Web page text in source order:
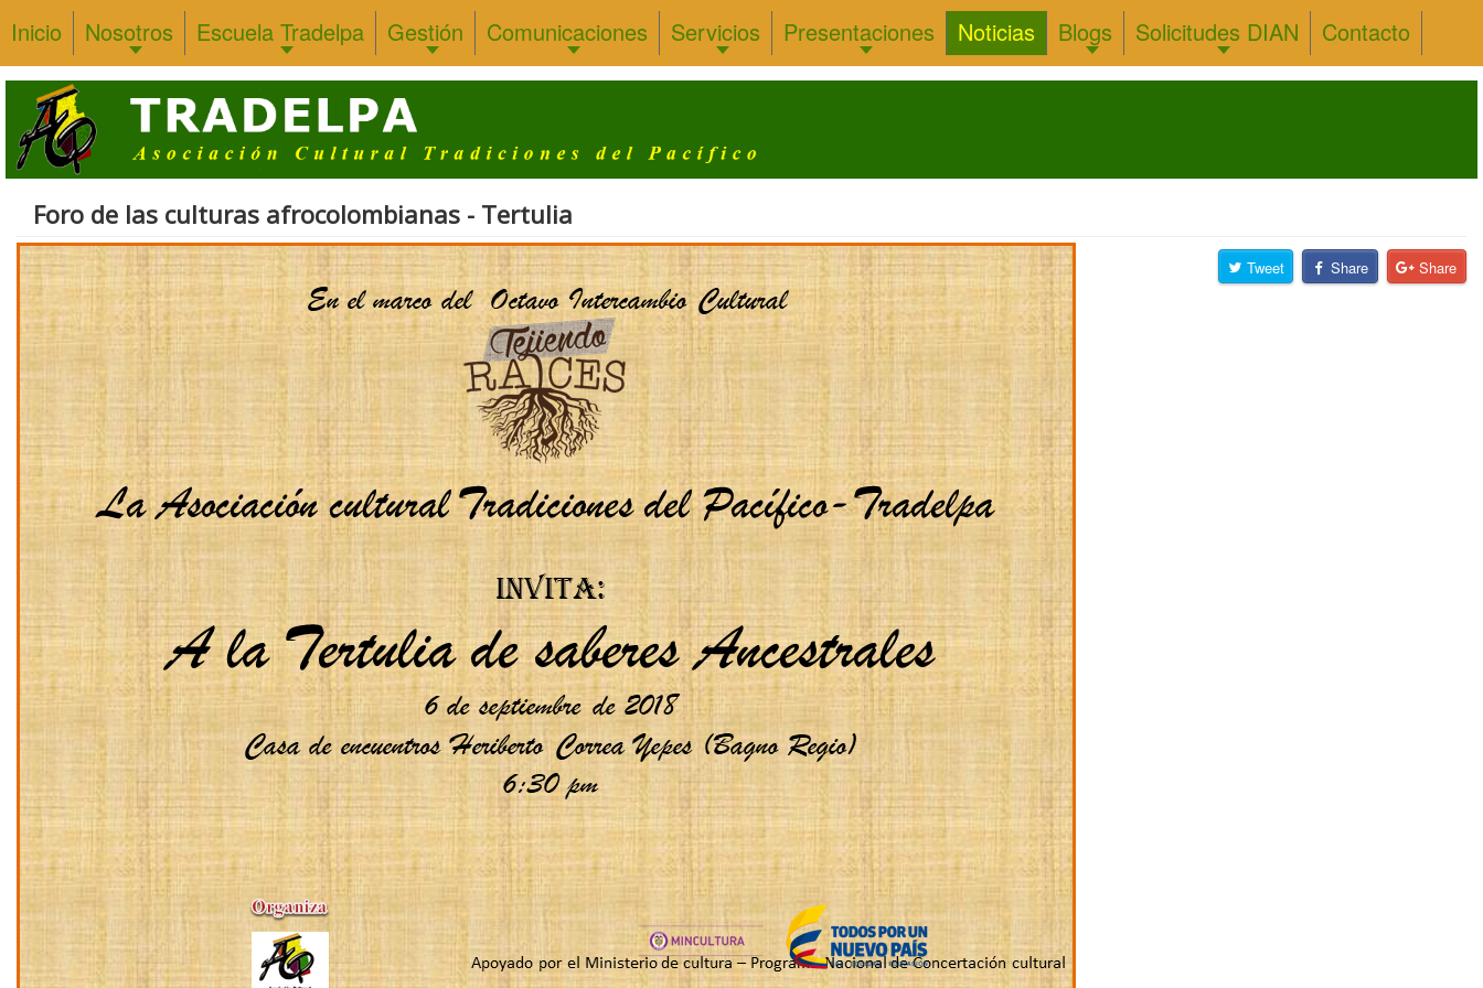
Inicio Nosotros Escuela Tradelpa Gestión Comunicaciones Servicios Presentaciones Noticias Blogs Solicitudes DIAN Contacto
Foro de las culturas afrocolombianas - Tertulia
Tweet Share Share